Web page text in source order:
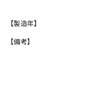
【製造年】
【備考】